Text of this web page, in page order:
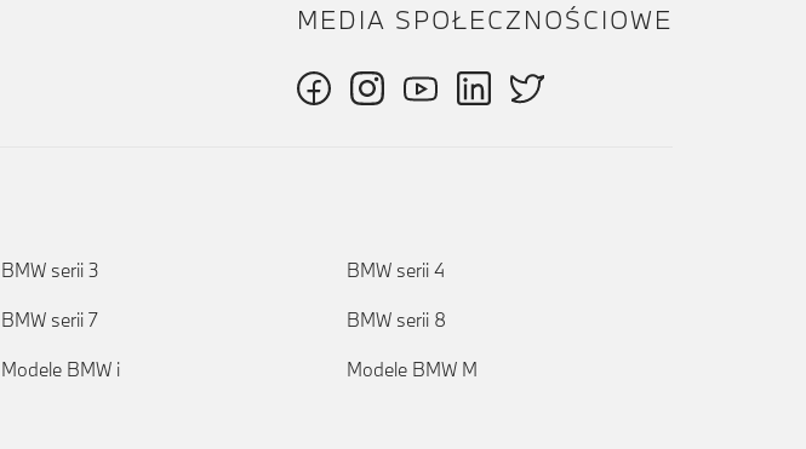
MEDIA SPOŁECZNOŚCIOWE
BMW serii 3 BMW serii 4
BMW serii 7 BMW serii 8
Modele BMW i Modele BMW M